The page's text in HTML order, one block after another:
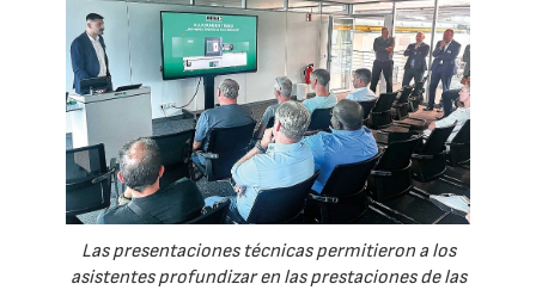
Las presentaciones técnicas permitieron a los
asistentes profundizar en las prestaciones de las